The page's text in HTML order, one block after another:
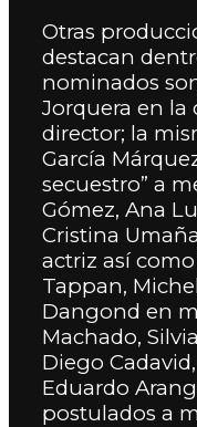
Otras
destacan
nominados
Jorquera en la
director; la
García
secuestro” a
Gómez, Ana
Cristina
actriz así
Tappan,
Dangond en
Machado,
Diego
Eduardo
postulados a